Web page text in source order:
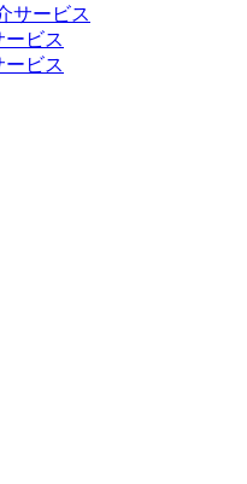
サービス
ビス
ビス